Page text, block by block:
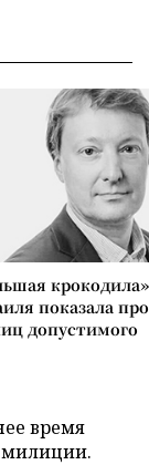
показала
допустимого
время
милиции.